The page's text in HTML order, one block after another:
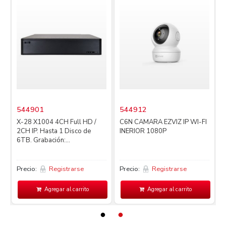
544901
X-28 X1004 4CH Full HD /
2CH IP. Hasta 1 Disco de
6TB. Grabación:...
Precio: Registrarse
Agregar al carrito
544912
C6N CAMARA EZVIZ IP WI-FI
INERIOR 1080P
Precio: Registrarse
Agregar al carrito